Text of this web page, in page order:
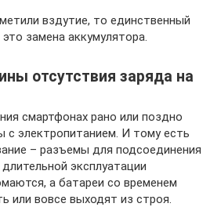
вздутие, то единственный
замена аккумулятора.
отсутствия заряда на
смартфонах рано или поздно
с электропитанием. И тому есть
– разъемы для подсоединения
эксплуатации
а батареи со временем
или вовсе выходят из строя.